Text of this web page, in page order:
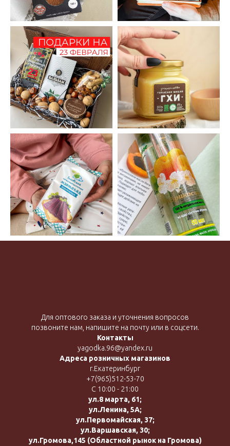
Для оптового заказа и уточнения вопросов
позвоните нам, напишите на почту или в соцсети.
Контакты
yagodka.96@yandex.ru
Адреса розничных магазинов
г.Екатеринбург
+7(965)512-53-70
С 10:00 - 21:00
ул.8 марта, 61;
ул.Ленина, 5А;
ул.Первомайская, 37;
ул.Варшавская, 30;
ул.Громова,145 (Областной рынок на Громова)